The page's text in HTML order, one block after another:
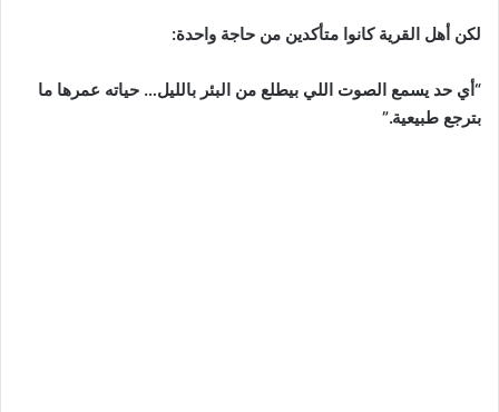
لكن أهل القرية كانوا متأكدين من حاجة واحدة:
“أي حد يسمع الصوت اللي بيطلع من البئر بالليل… حياته عمرها ما
بترجع طبيعية.”